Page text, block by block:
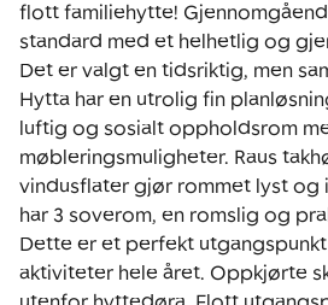
flott familiehytte!
standard med et helhetlig og
Det er valgt en tidsriktig, men
Hytta har en utrolig fin
luftig og sosialt oppholdsrom
møbleringsmuligheter. Raus
vindusflater gjør rommet lyst og
har 3 soverom, en romslig og
Dette er et perfekt
aktiviteter hele året. Oppkjørte